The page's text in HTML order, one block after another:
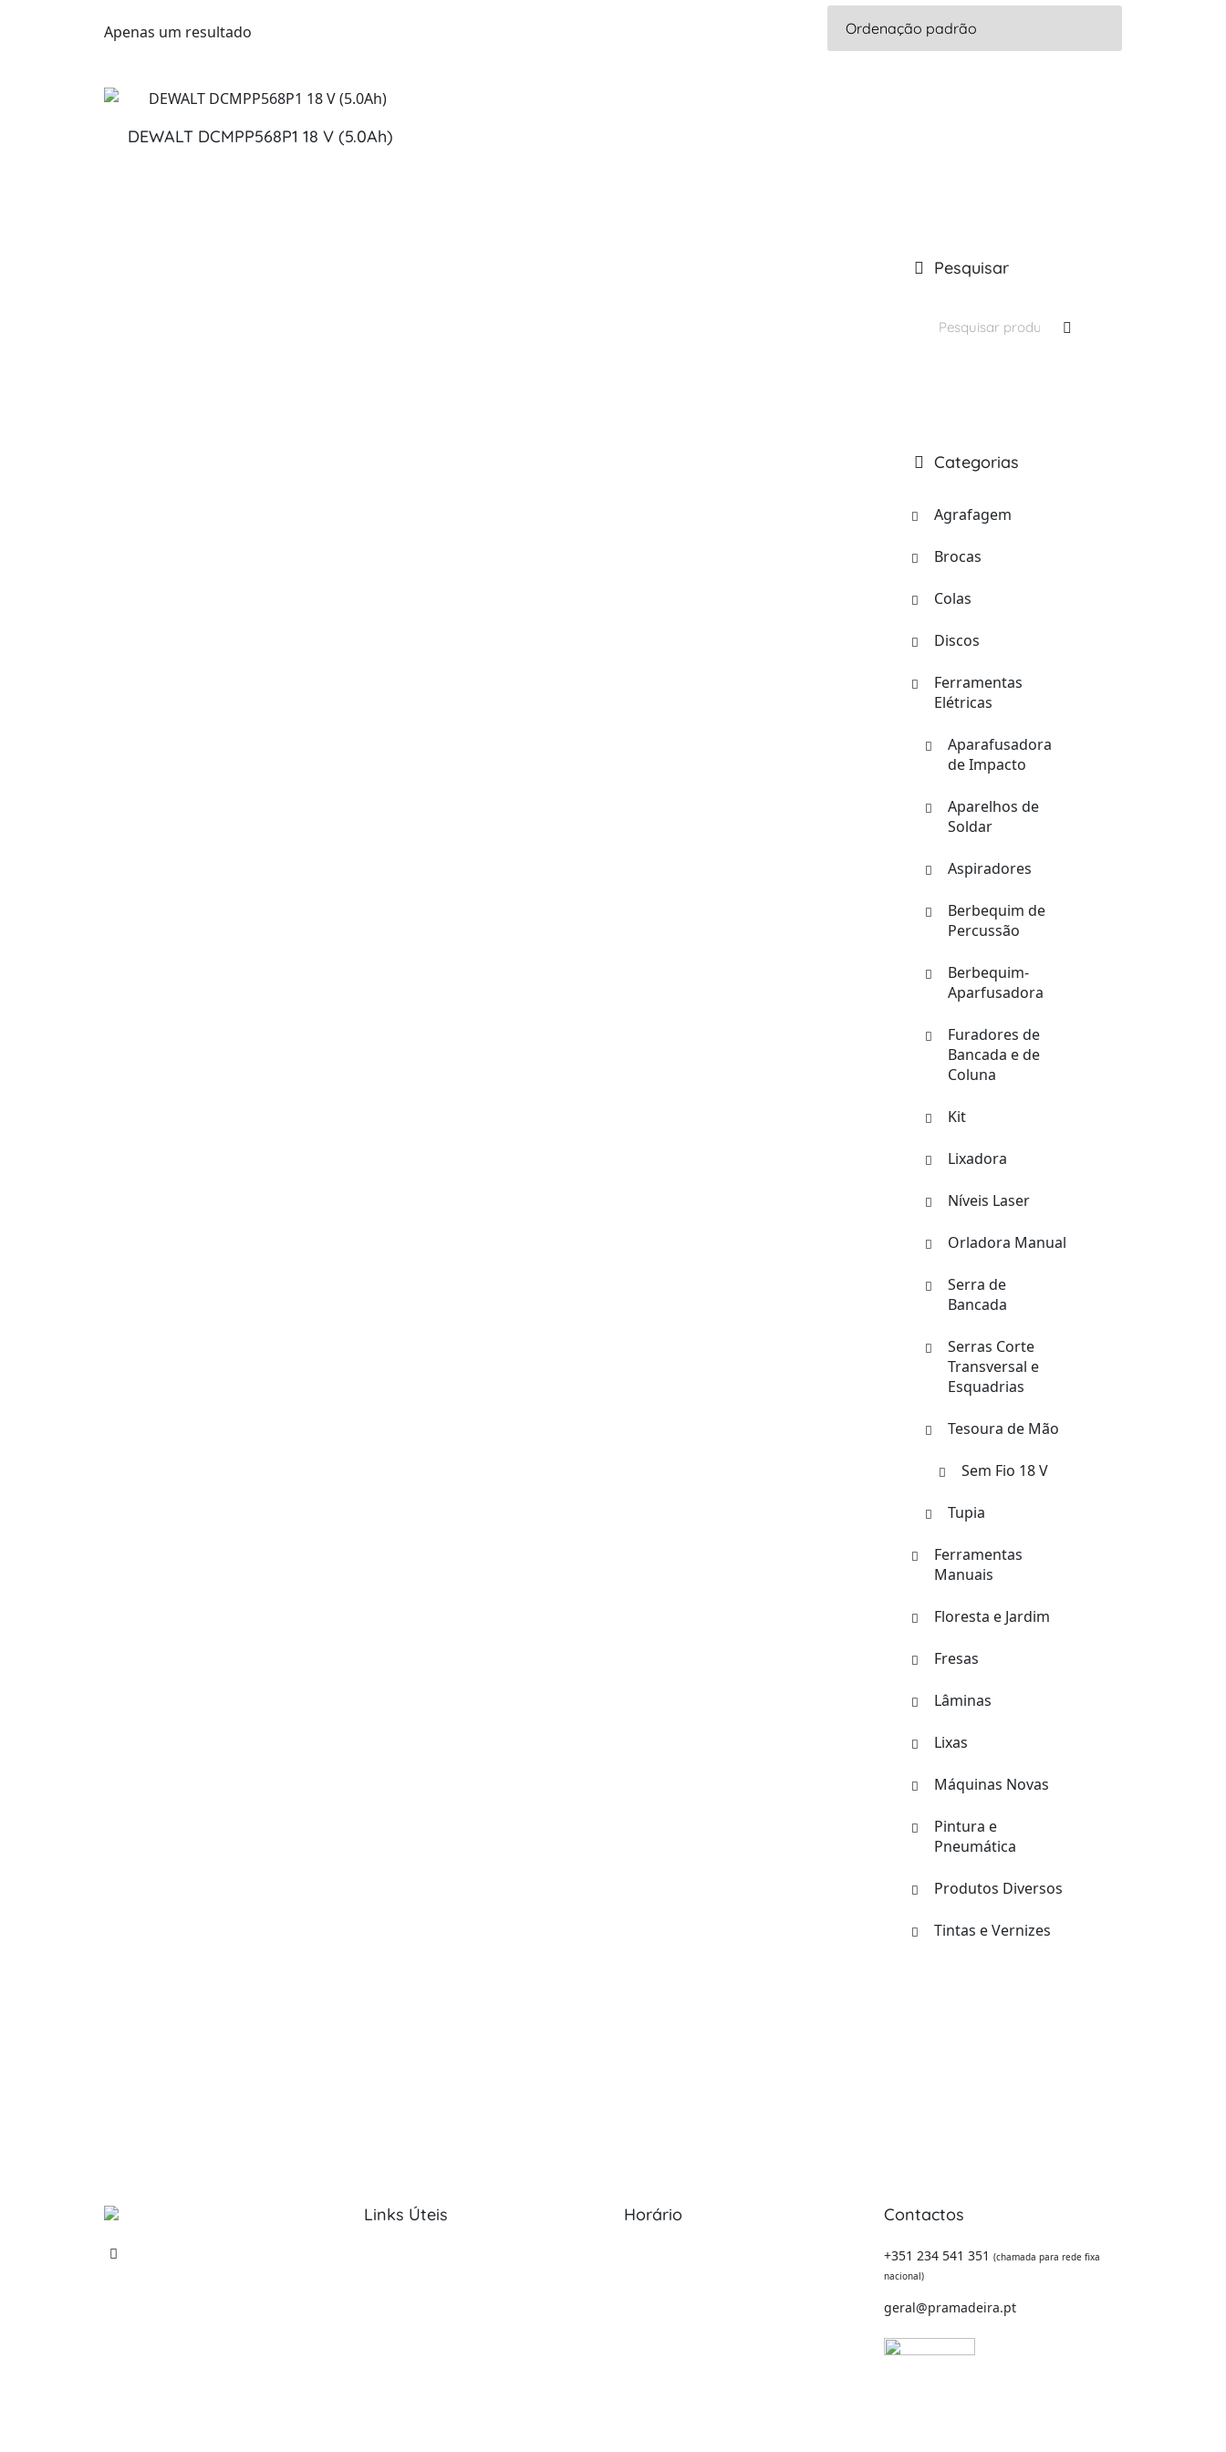
Apenas um resultado
DEWALT DCMPP568P1 18 V (5.0Ah)
Pesquisar
Categorias
Agrafagem
Brocas
Colas
Discos
Ferramentas
Elétricas
Aparafusadora
de Impacto
Aparelhos de
Soldar
Aspiradores
Berbequim de
Percussão
Berbequim-
Aparfusadora
Furadores de
Bancada e de
Coluna
Kit
Lixadora
Níveis Laser
Orladora Manual
Serra de
Bancada
Serras Corte
Transversal e
Esquadrias
Tesoura de Mão
Sem Fio 18 V
Tupia
Ferramentas
Manuais
Floresta e Jardim
Fresas
Lâminas
Lixas
Máquinas Novas
Pintura e
Pneumática
Produtos Diversos
Tintas e Vernizes
Links Úteis Horário Contactos
+351 234 541 351 (chamada para rede fixa
nacional)
geral@pramadeira.pt